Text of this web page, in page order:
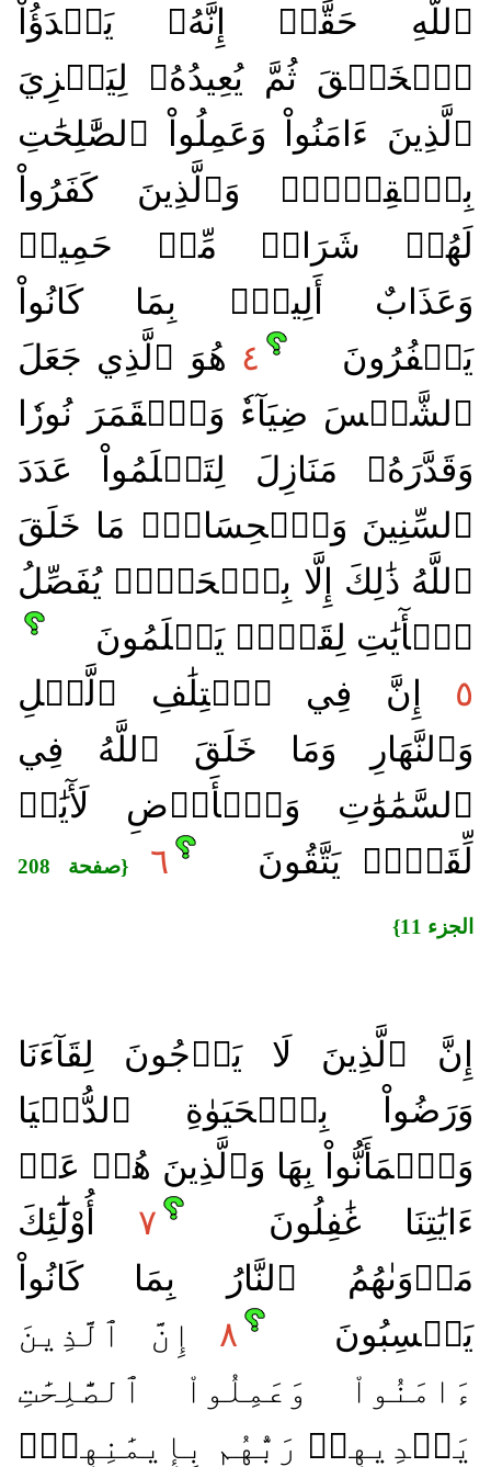
ٱللَّهِ حَقًّاۚ إِنَّهُۥ يَبۡدَؤُاْ
ٱلۡخَلۡقَ ثُمَّ يُعِيدُهُۥ لِيَجۡزِيَ
ٱلَّذِينَ ءَامَنُواْ وَعَمِلُواْ ٱلصَّٰلِحَٰتِ
بِٱلۡقِسۡطِۚ وَٱلَّذِينَ كَفَرُواْ
لَهُمۡ شَرَابٞ مِّنۡ حَمِيمٖ
وَعَذَابٌ أَلِيمُۢ بِمَا كَانُواْ
يَكۡفُرُونَ
٤ هُوَ ٱلَّذِي جَعَلَ
ٱلشَّمۡسَ ضِيَآءٗ وَٱلۡقَمَرَ نُورٗا
وَقَدَّرَهُۥ مَنَازِلَ لِتَعۡلَمُواْ عَدَدَ
ٱلسِّنِينَ وَٱلۡحِسَابَۚ مَا خَلَقَ
ٱللَّهُ ذَٰلِكَ إِلَّا بِٱلۡحَقِّۚ يُفَصِّلُ
ٱلۡأٓيَٰتِ لِقَوۡمٖ يَعۡلَمُونَ
٥ إِنَّ فِي ٱخۡتِلَٰفِ ٱلَّيۡلِ
وَٱلنَّهَارِ وَمَا خَلَقَ ٱللَّهُ فِي
ٱلسَّمَٰوَٰتِ وَٱلۡأَرۡضِ لَأٓيَٰتٖ
لِّقَوۡمٖ يَتَّقُونَ
٦ {صفحة 208
الجزء 11}
إِنَّ ٱلَّذِينَ لَا يَرۡجُونَ لِقَآءَنَا
وَرَضُواْ بِٱلۡحَيَوٰةِ ٱلدُّنۡيَا
وَٱطۡمَأَنُّواْ بِهَا وَٱلَّذِينَ هُمۡ عَنۡ
ءَايَٰتِنَا غَٰفِلُونَ
٧ أُوْلَٰٓئِكَ
مَأۡوَىٰهُمُ ٱلنَّارُ بِمَا كَانُواْ
يَكۡسِبُونَ
٨ إِنَّ ٱلَّذِينَ
ءَامَنُواْ وَعَمِلُواْ ٱلصَّٰلِحَٰتِ
يَهۡدِيهِمۡ رَبُّهُم بِإِيمَٰنِهِمۡۖ